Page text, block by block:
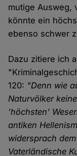
mutige Ausweg,
könnte ein
ebenso schwer
Dazu zitiere ich
120: "Denn wie
Naturvölker
'höchsten'
antiken
widersprach
Vaterländische